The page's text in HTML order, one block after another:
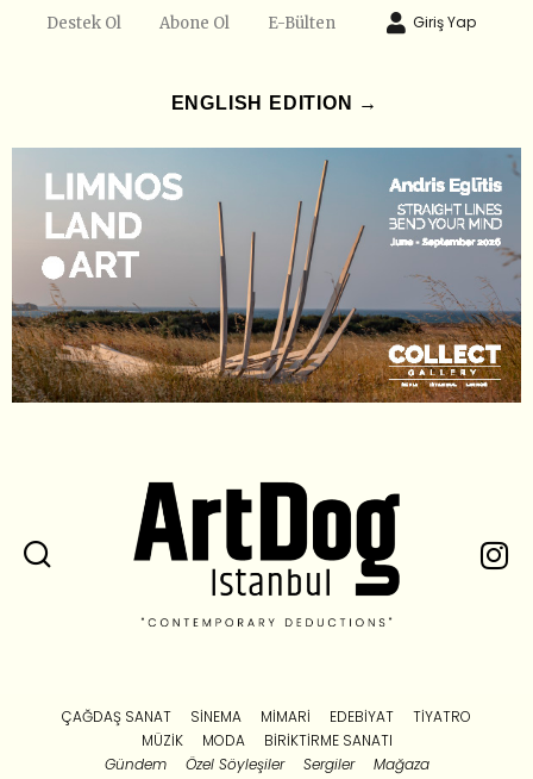
Destek Ol Abone Ol E-Bülten Giriş Yap
ENGLISH EDITION →
ÇAĞDAŞ SANAT SINEMA MIMARI EDEBIYAT
TIYATRO
MÜZIK
MODA
BIRIKTIRME SANATI
Gündem
Özel Söyleşiler Sergiler Mağaza